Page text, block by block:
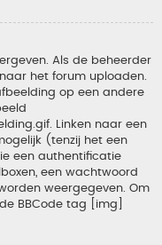
Als de beheerder
het forum uploaden.
op een andere
Linken naar een
(tenzij het een
een authentificatie
een wachtwoord
weergegeven. Om
BBCode tag [img]